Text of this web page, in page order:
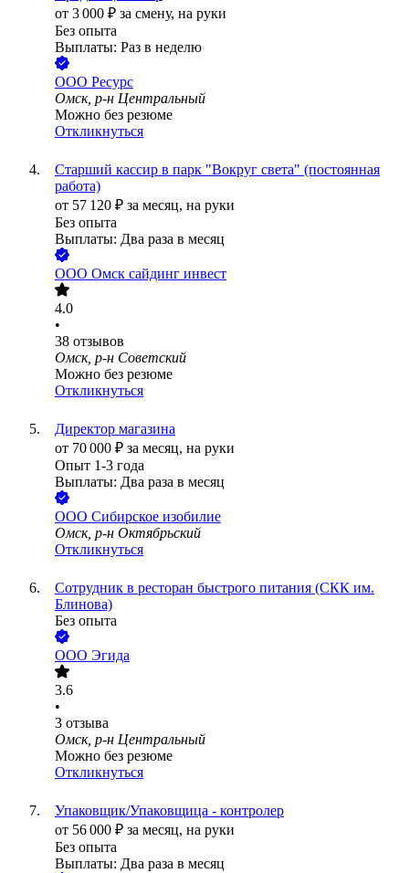
от 3 000 ₽ за смену, на руки
Без опыта
Выплаты: Раз в неделю
ООО Ресурс
Омск, р-н Центральный
Можно без резюме
Откликнуться
Старший кассир в парк "Вокруг света" (постоянная
работа)
от 57 120 ₽ за месяц, на руки
Без опыта
Выплаты: Два раза в месяц
ООО Омск сайдинг инвест
4.0
•
38 отзывов
Омск, р-н Советский
Можно без резюме
Откликнуться
Директор магазина
от 70 000 ₽ за месяц, на руки
Опыт 1-3 года
Выплаты: Два раза в месяц
ООО Сибирское изобилие
Омск, р-н Октябрьский
Откликнуться
Сотрудник в ресторан быстрого питания (СКК им.
Блинова)
Без опыта
ООО Эгида
3.6
•
3 отзыва
Омск, р-н Центральный
Можно без резюме
Откликнуться
Упаковщик/Упаковщица - контролер
от 56 000 ₽ за месяц, на руки
Без опыта
Выплаты: Два раза в месяц